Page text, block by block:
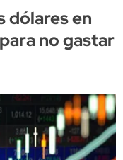
dólares en
no gastar